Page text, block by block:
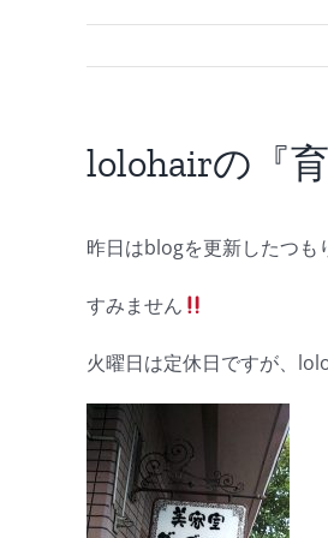
lolohairの『
昨日はblogを更新したつも
すみません
火曜日は定休日ですが、